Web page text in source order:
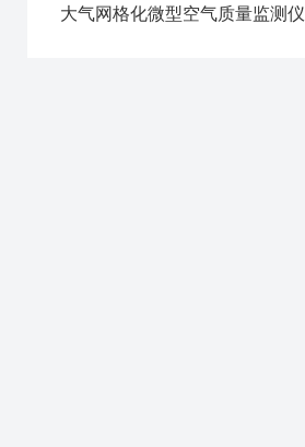
大气网格化微型空气质量监测仪